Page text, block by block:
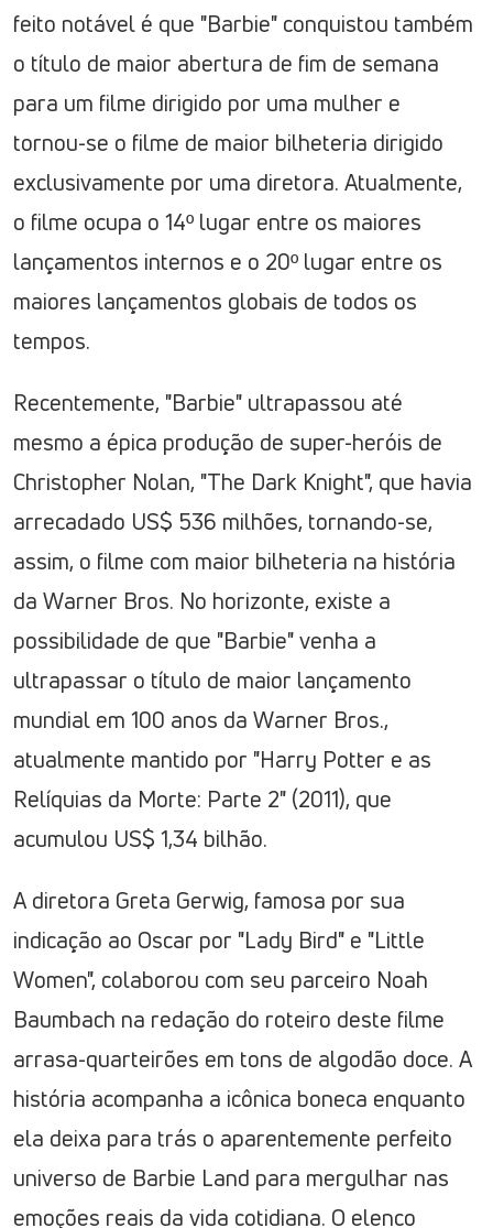
feito notável é que "Barbie" conquistou também
o título de maior abertura de fim de semana
para um filme dirigido por uma mulher e
tornou-se o filme de maior bilheteria dirigido
exclusivamente por uma diretora. Atualmente,
o filme ocupa o 14º lugar entre os maiores
lançamentos internos e o 20º lugar entre os
maiores lançamentos globais de todos os
tempos.
Recentemente, "Barbie" ultrapassou até
mesmo a épica produção de super-heróis de
Christopher Nolan, "The Dark Knight", que havia
arrecadado US$ 536 milhões, tornando-se,
assim, o filme com maior bilheteria na história
da Warner Bros. No horizonte, existe a
possibilidade de que "Barbie" venha a
ultrapassar o título de maior lançamento
mundial em 100 anos da Warner Bros.,
atualmente mantido por "Harry Potter e as
Relíquias da Morte: Parte 2" (2011), que
acumulou US$ 1,34 bilhão.
A diretora Greta Gerwig, famosa por sua
indicação ao Oscar por "Lady Bird" e "Little
Women", colaborou com seu parceiro Noah
Baumbach na redação do roteiro deste filme
arrasa-quarteirões em tons de algodão doce. A
história acompanha a icônica boneca enquanto
ela deixa para trás o aparentemente perfeito
universo de Barbie Land para mergulhar nas
emoções reais da vida cotidiana. O elenco